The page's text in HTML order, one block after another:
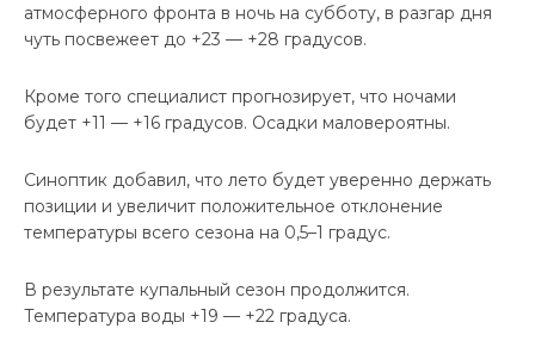
атмосферного фронта в ночь на субботу, в разгар дня
чуть посвежеет до +23 — +28 градусов.
Кроме того специалист прогнозирует, что ночами
будет +11 — +16 градусов. Осадки маловероятны.
Синоптик добавил, что лето будет уверенно держать
позиции и увеличит положительное отклонение
температуры всего сезона на 0,5–1 градус.
В результате купальный сезон продолжится.
Температура воды +19 — +22 градуса.